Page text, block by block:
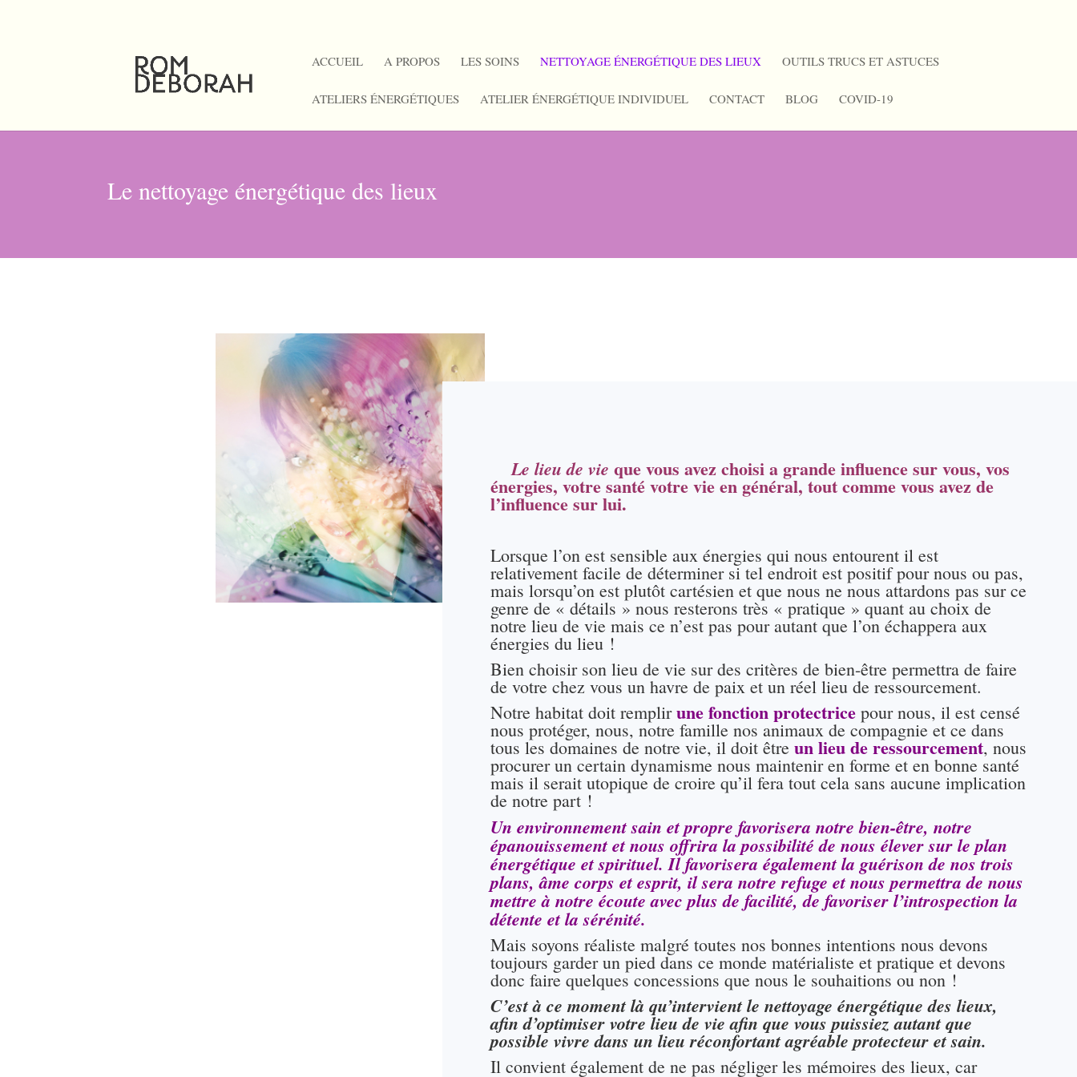
ACCUEIL A PROPOS LES SOINS NETTOYAGE ÉNERGÉTIQUE DES LIEUX OUTILS TRUCS ET ASTUCES
ATELIERS ÉNERGÉTIQUES ATELIER ÉNERGÉTIQUE INDIVIDUEL CONTACT BLOG COVID-19
Le nettoyage énergétique des lieux
Le lieu de vie que vous avez choisi a grande influence sur vous, vos
énergies, votre santé votre vie en général, tout comme vous avez de
l’influence sur lui.
Lorsque l’on est sensible aux énergies qui nous entourent il est
relativement facile de déterminer si tel endroit est positif pour nous ou pas,
mais lorsqu’on est plutôt cartésien et que nous ne nous attardons pas sur ce
genre de « détails » nous resterons très « pratique » quant au choix de
notre lieu de vie mais ce n’est pas pour autant que l’on échappera aux
énergies du lieu !
Bien choisir son lieu de vie sur des critères de bien-être permettra de faire
de votre chez vous un havre de paix et un réel lieu de ressourcement.
Notre habitat doit remplirune fonctionprotectrice pour nous, il est censé
nous protéger, nous, notre famille nos animaux de compagnie et ce dans
tous les domaines de notre vie, il doit êtreun lieu deressourcement, nous
procurer un certain dynamisme nous maintenir en forme et en bonne santé
mais il serait utopique de croire qu’il fera tout cela sans aucune implication
de notre part !
Un environnement sain et propre favorisera notre bien-être, notre
épanouissement et nous offrira la possibilité de nous élever sur le plan
énergétique et spirituel. Il favorisera également la guérison de nos trois
plans, âme corps et esprit, il sera notre refuge et nous permettra de nous
mettre à notre écoute avec plus de facilité, de favoriser l’introspection la
détente et la sérénité.
Mais soyons réaliste malgré toutes nos bonnes intentions nous devons
toujours garder un pied dans ce monde matérialiste et pratique et devons
donc faire quelques concessions que nous le souhaitions ou non !
C’est à ce moment là qu’intervient le nettoyage énergétique des lieux,
afin d’optimiser votre lieu de vie afin que vous puissiez autant que
possible vivre dans un lieu réconfortant agréable protecteur et sain.
Il convient également de ne pas négliger les mémoires des lieux, car